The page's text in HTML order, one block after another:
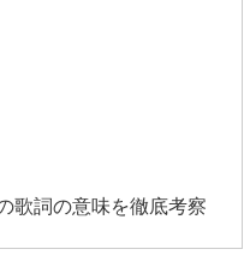
歌詞の意味を徹底考察